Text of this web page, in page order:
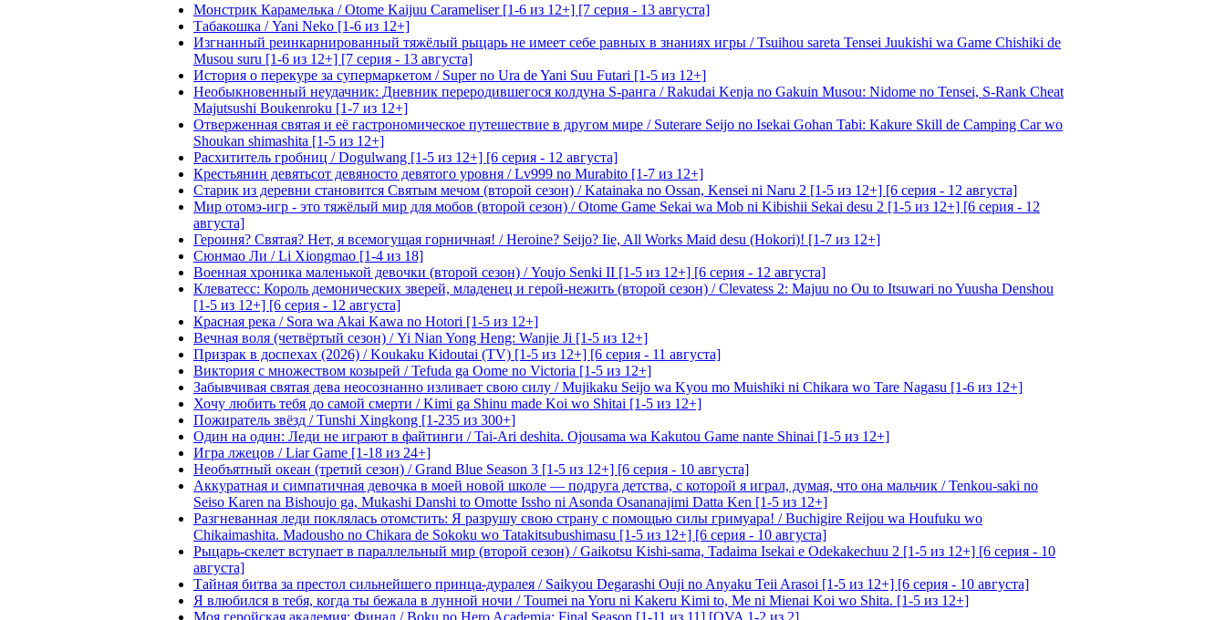
Монстрик Карамелька / Otome Kaijuu Carameliser [1-6 из 12+] [7 серия - 13 августа]
Табакошка / Yani Neko [1-6 из 12+]
Изгнанный реинкарнированный тяжёлый рыцарь не имеет себе равных в знаниях игры / Tsuihou sareta Tensei Juukishi wa Game Chishiki de
Musou suru [1-6 из 12+] [7 серия - 13 августа]
История о перекуре за супермаркетом / Super no Ura de Yani Suu Futari [1-5 из 12+]
Необыкновенный неудачник: Дневник переродившегося колдуна S-ранга / Rakudai Kenja no Gakuin Musou: Nidome no Tensei, S-Rank Cheat
Majutsushi Boukenroku [1-7 из 12+]
Отверженная святая и её гастрономическое путешествие в другом мире / Suterare Seijo no Isekai Gohan Tabi: Kakure Skill de Camping Car wo
Shoukan shimashita [1-5 из 12+]
Расхититель гробниц / Dogulwang [1-5 из 12+] [6 серия - 12 августа]
Крестьянин девятьсот девяносто девятого уровня / Lv999 no Murabito [1-7 из 12+]
Старик из деревни становится Святым мечом (второй сезон) / Katainaka no Ossan, Kensei ni Naru 2 [1-5 из 12+] [6 серия - 12 августа]
Мир отомэ-игр - это тяжёлый мир для мобов (второй сезон) / Otome Game Sekai wa Mob ni Kibishii Sekai desu 2 [1-5 из 12+] [6 серия - 12
августа]
Героиня? Святая? Нет, я всемогущая горничная! / Heroine? Seijo? Iie, All Works Maid desu (Hokori)! [1-7 из 12+]
Сюнмао Ли / Li Xiongmao [1-4 из 18]
Военная хроника маленькой девочки (второй сезон) / Youjo Senki II [1-5 из 12+] [6 серия - 12 августа]
Клеватесс: Король демонических зверей, младенец и герой-нежить (второй сезон) / Clevatess 2: Majuu no Ou to Itsuwari no Yuusha Denshou
[1-5 из 12+] [6 серия - 12 августа]
Красная река / Sora wa Akai Kawa no Hotori [1-5 из 12+]
Вечная воля (четвёртый сезон) / Yi Nian Yong Heng: Wanjie Ji [1-5 из 12+]
Призрак в доспехах (2026) / Koukaku Kidoutai (TV) [1-5 из 12+] [6 серия - 11 августа]
Виктория с множеством козырей / Tefuda ga Oome no Victoria [1-5 из 12+]
Забывчивая святая дева неосознанно изливает свою силу / Mujikaku Seijo wa Kyou mo Muishiki ni Chikara wo Tare Nagasu [1-6 из 12+]
Хочу любить тебя до самой смерти / Kimi ga Shinu made Koi wo Shitai [1-5 из 12+]
Пожиратель звёзд / Tunshi Xingkong [1-235 из 300+]
Один на один: Леди не играют в файтинги / Tai-Ari deshita. Ojousama wa Kakutou Game nante Shinai [1-5 из 12+]
Игра лжецов / Liar Game [1-18 из 24+]
Необъятный океан (третий сезон) / Grand Blue Season 3 [1-5 из 12+] [6 серия - 10 августа]
Аккуратная и симпатичная девочка в моей новой школе — подруга детства, с которой я играл, думая, что она мальчик / Tenkou-saki no
Seiso Karen na Bishoujo ga, Mukashi Danshi to Omotte Issho ni Asonda Osananajimi Datta Ken [1-5 из 12+]
Разгневанная леди поклялась отомстить: Я разрушу свою страну с помощью силы гримуара! / Buchigire Reijou wa Houfuku wo
Chikaimashita. Madousho no Chikara de Sokoku wo Tatakitsubushimasu [1-5 из 12+] [6 серия - 10 августа]
Рыцарь-скелет вступает в параллельный мир (второй сезон) / Gaikotsu Kishi-sama, Tadaima Isekai e Odekakechuu 2 [1-5 из 12+] [6 серия - 10
августа]
Тайная битва за престол сильнейшего принца-дуралея / Saikyou Degarashi Ouji no Anyaku Teii Arasoi [1-5 из 12+] [6 серия - 10 августа]
Я влюбился в тебя, когда ты бежала в лунной ночи / Toumei na Yoru ni Kakeru Kimi to, Me ni Mienai Koi wo Shita. [1-5 из 12+]
Моя геройская академия: Финал / Boku no Hero Academia: Final Season [1-11 из 11] [OVA 1-2 из 2]